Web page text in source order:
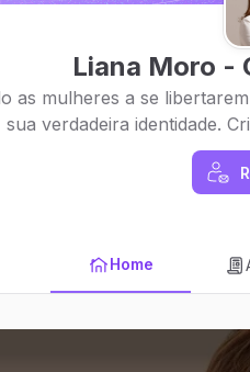
Liana Moro -
as mulheres a se
sua verdadeira identidade.
Home